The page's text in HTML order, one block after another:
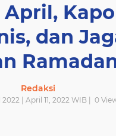
April,
dan
Redaksi
2022 | April 11, 2022 WIB | 0